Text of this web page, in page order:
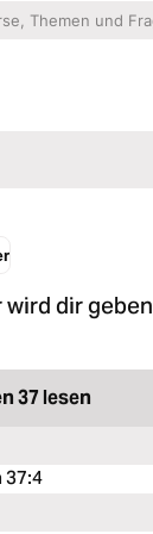
wird dir
37 lesen
37:4